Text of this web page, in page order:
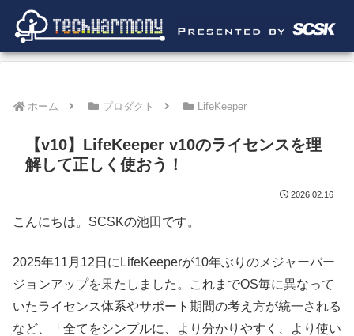
ホーム プロダクト LifeKeeper
【v10】LifeKeeper v10のライセンスを理
解して正しく使おう！
2026.02.16
こんにちは。SCSKの池田です。
2025年11月12日にLifeKeeperが10年ぶりのメジャーバー
ジョンアップを果たしました。これまでOS毎に異なって
いたライセンス体系やサポート期間の考え方が統一される
など、「全てをシンプルに、より分かりやすく、より使い